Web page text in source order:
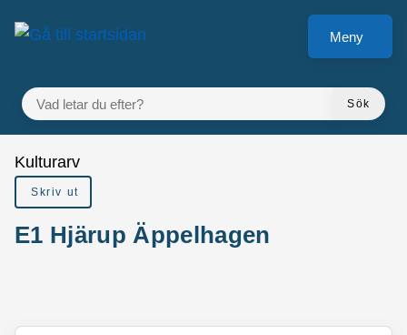
Gå till innehåll
till sidomeny
Meny
VAD LETAR DU EFTER?
Sök
Du är här:
Kulturarv
Skriv ut
E1 Hjärup Äppelhagen